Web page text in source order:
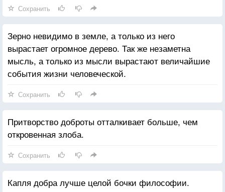
Сохранить
Зерно невидимо в земле, а только из него
вырастает огромное дерево. Так же незаметна
мысль, а только из мысли вырастают величайшие
события жизни человеческой.
Сохранить
Притворство доброты отталкивает больше, чем
откровенная злоба.
Сохранить
Капля добра лучше целой бочки философии.